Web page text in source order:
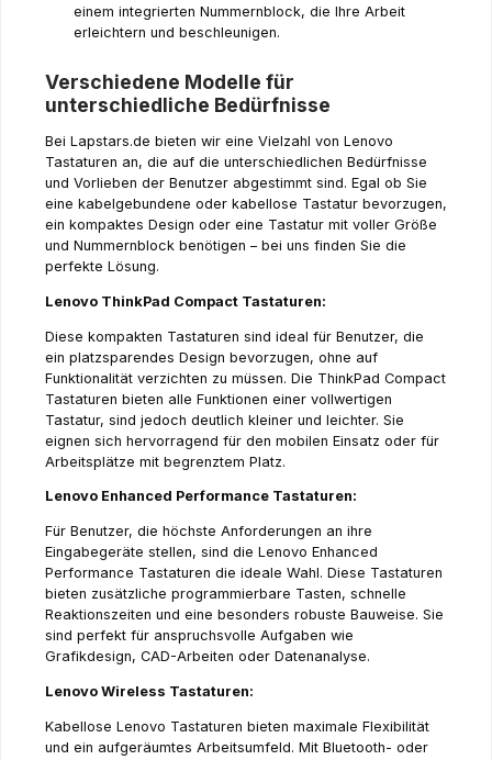
einem integrierten Nummernblock, die Ihre Arbeit
erleichtern und beschleunigen.
Verschiedene Modelle für
unterschiedliche Bedürfnisse
Bei Lapstars.de bieten wir eine Vielzahl von Lenovo
Tastaturen an, die auf die unterschiedlichen Bedürfnisse
und Vorlieben der Benutzer abgestimmt sind. Egal ob Sie
eine kabelgebundene oder kabellose Tastatur bevorzugen,
ein kompaktes Design oder eine Tastatur mit voller Größe
und Nummernblock benötigen – bei uns finden Sie die
perfekte Lösung.
Lenovo ThinkPad Compact Tastaturen:
Diese kompakten Tastaturen sind ideal für Benutzer, die
ein platzsparendes Design bevorzugen, ohne auf
Funktionalität verzichten zu müssen. Die ThinkPad Compact
Tastaturen bieten alle Funktionen einer vollwertigen
Tastatur, sind jedoch deutlich kleiner und leichter. Sie
eignen sich hervorragend für den mobilen Einsatz oder für
Arbeitsplätze mit begrenztem Platz.
Lenovo Enhanced Performance Tastaturen:
Für Benutzer, die höchste Anforderungen an ihre
Eingabegeräte stellen, sind die Lenovo Enhanced
Performance Tastaturen die ideale Wahl. Diese Tastaturen
bieten zusätzliche programmierbare Tasten, schnelle
Reaktionszeiten und eine besonders robuste Bauweise. Sie
sind perfekt für anspruchsvolle Aufgaben wie
Grafikdesign, CAD-Arbeiten oder Datenanalyse.
Lenovo Wireless Tastaturen:
Kabellose Lenovo Tastaturen bieten maximale Flexibilität
und ein aufgeräumtes Arbeitsumfeld. Mit Bluetooth- oder